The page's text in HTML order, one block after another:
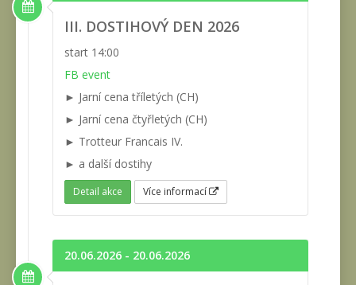
III. DOSTIHOVÝ DEN 2026
start 14:00
FB event
► Jarní cena tříletých (CH)
► Jarní cena čtyřletých (CH)
► Trotteur Francais IV.
► a další dostihy
Detail akce Více informací
20.06.2026 - 20.06.2026